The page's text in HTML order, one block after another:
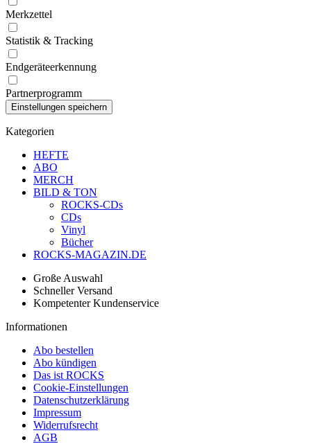
Merkzettel
Statistik & Tracking
Endgeräteerkennung
Partnerprogramm
Kategorien
HEFTE
ABO
MERCH
BILD & TON
ROCKS-CDs
CDs
Vinyl
Bücher
ROCKS-MAGAZIN.DE
Große Auswahl
Schneller Versand
Kompetenter Kundenservice
Informationen
Abo bestellen
Abo kündigen
Das ist ROCKS
Cookie-Einstellungen
Datenschutzerklärung
Impressum
Widerrufsrecht
AGB